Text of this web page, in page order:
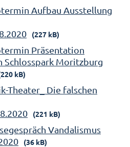
Aufbau Ausstellung
(227 kB)
Präsentation
Schlosspark Moritzburg
kB)
Theater_ Die falschen
(221 kB)
Vandalismus
(36 kB)